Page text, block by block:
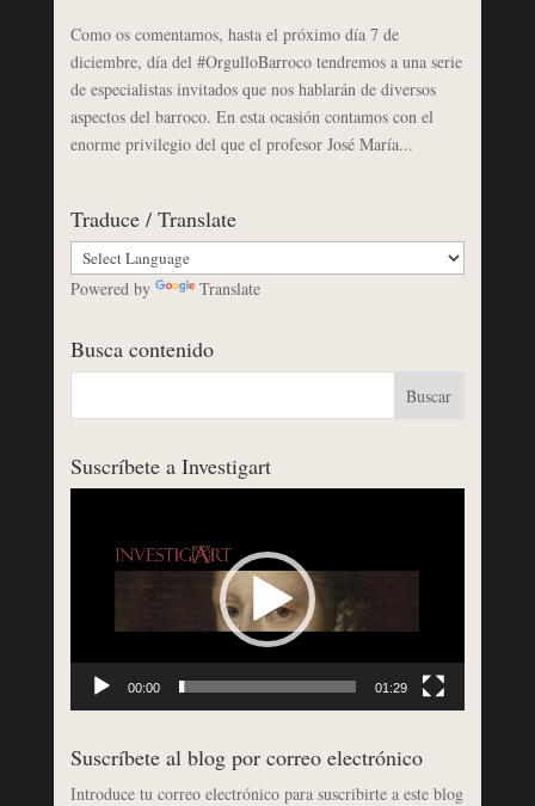
Como os comentamos, hasta el próximo día 7 de
diciembre, día del #OrgulloBarroco tendremos a una serie
de especialistas invitados que nos hablarán de diversos
aspectos del barroco. En esta ocasión contamos con el
enorme privilegio del que el profesor José María...
Traduce / Translate
Powered by Translate
Busca contenido
Suscríbete a Investigart
00:00 01:29
Suscríbete al blog por correo electrónico
Introduce tu correo electrónico para suscribirte a este blog